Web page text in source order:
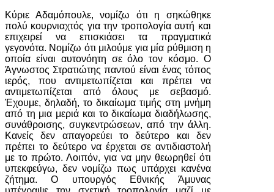
Κύριε Αδαμόπουλε, νομίζω ότι η σηκώθηκε
πολύ κουρνιαχτός για την τροπολογία αυτή και
επιχειρεί να επισκιάσει τα πραγματικά
γεγονότα. Νομίζω ότι μιλούμε για μία ρύθμιση η
οποία είναι αυτονόητη σε όλο τον κόσμο. Ο
Άγνωστος Στρατιώτης παντού είναι ένας τόπος
ιερός, που αντιμετωπίζεται και πρέπει να
αντιμετωπίζεται από όλους με σεβασμό.
Έχουμε, δηλαδή, το δικαίωμα τιμής στη μνήμη
από τη μια μεριά και το δικαίωμα διαδήλωσης,
συνάθροισης, συγκεντρώσεων, από την άλλη.
Κανείς δεν απαγορεύει το δεύτερο και δεν
πρέπει το δεύτερο να έρχεται σε αντιδιαστολή
με το πρώτο. Λοιπόν, για να μην θεωρηθεί ότι
υπεκφεύγω, δεν νομίζω πως υπάρχει κανένα
ζήτημα. Ο υπουργός Εθνικής Άμυνας